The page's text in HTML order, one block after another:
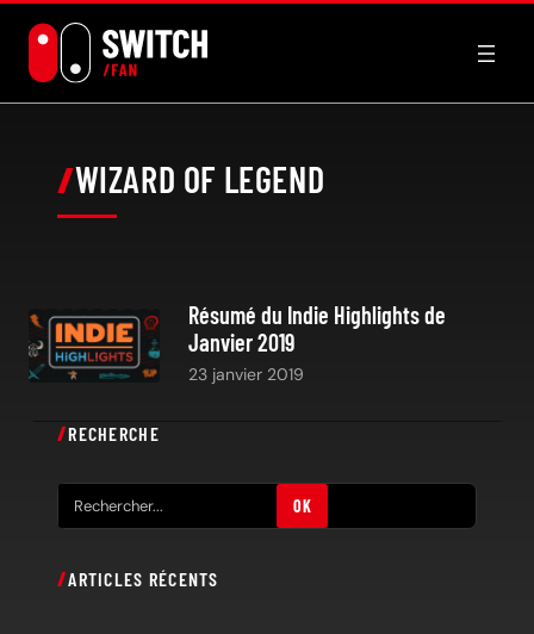
contenu
WIZARD OF LEGEND
Résumé du Indie Highlights de
Janvier 2019
23 janvier 2019
RECHERCHE
e
h
OK
ARTICLES RÉCENTS